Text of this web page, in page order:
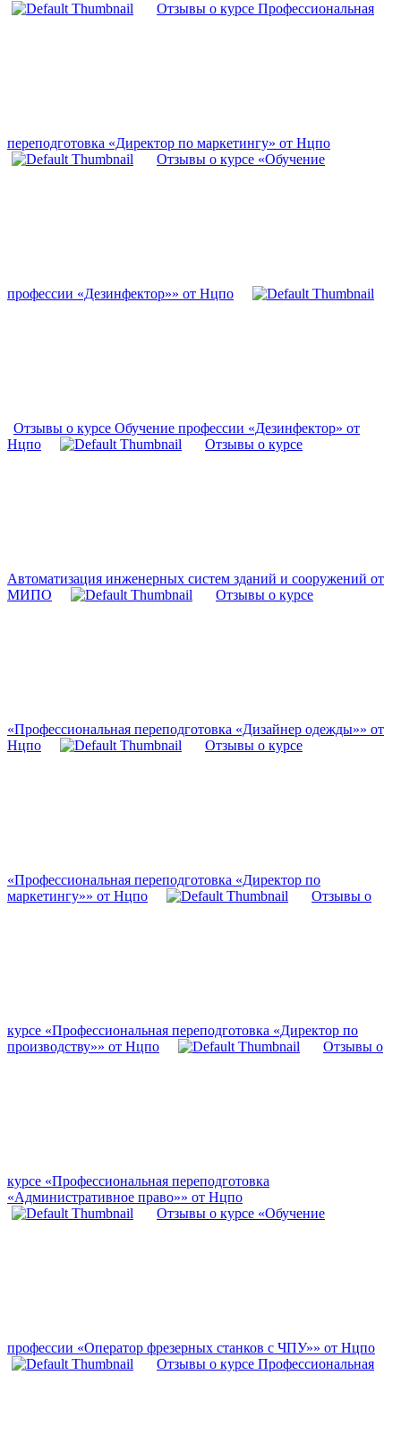
Отзывы о курсе Профессиональная
переподготовка «Директор по маркетингу» от Нцпо
Отзывы о курсе «Обучение
профессии «Дезинфектор»» от Нцпо
Отзывы о курсе Обучение профессии «Дезинфектор» от
Нцпо
Отзывы о курсе
Автоматизация инженерных систем зданий и сооружений от
МИПО
Отзывы о курсе
«Профессиональная переподготовка «Дизайнер одежды»» от
Нцпо
Отзывы о курсе
«Профессиональная переподготовка «Директор по
маркетингу»» от Нцпо
Отзывы о
курсе «Профессиональная переподготовка «Директор по
производству»» от Нцпо
Отзывы о
курсе «Профессиональная переподготовка
«Административное право»» от Нцпо
Отзывы о курсе «Обучение
профессии «Оператор фрезерных станков с ЧПУ»» от Нцпо
Отзывы о курсе Профессиональная